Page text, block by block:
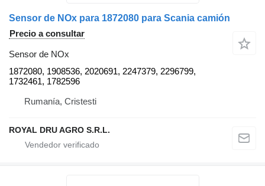
Sensor de NOx para 1872080 para Scania camión
Precio a consultar
Sensor de NOx
1872080, 1908536, 2020691, 2247379, 2296799,
1732461, 1782596
Rumanía, Cristesti
ROYAL DRU AGRO S.R.L.